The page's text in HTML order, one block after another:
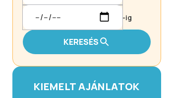
-ig
KERESÉS
KIEMELT AJÁNLATOK